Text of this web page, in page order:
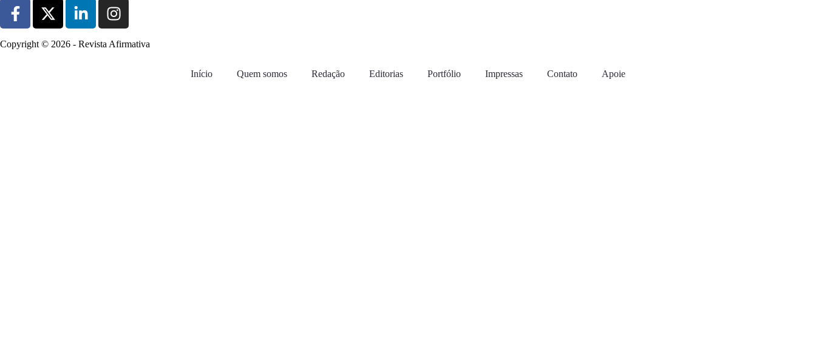
Copyright © 2026 - Revista Afirmativa
Início Quem somos Redação Editorias Portfólio Impressas Contato Apoie